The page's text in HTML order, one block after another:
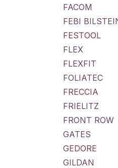
FACOM
FEBI
FESTOOL
FLEX
FLEXFIT
FOLIATEC
FRECCIA
FRIELITZ
FRONT ROW
GATES
GEDORE
GILDAN